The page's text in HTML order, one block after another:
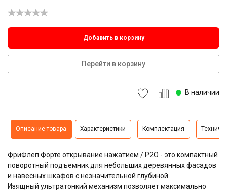
Добавить в корзину
Перейти в корзину
В наличии
Описание товара Характеристики Комплектация
ФриФлеп Форте открывание нажатием / P2O - это компактный
поворотный подъемник для небольших деревянных фасадов
и навесных шкафов с незначительной глубиной
Изящный ультратонкий механизм позволяет максимально